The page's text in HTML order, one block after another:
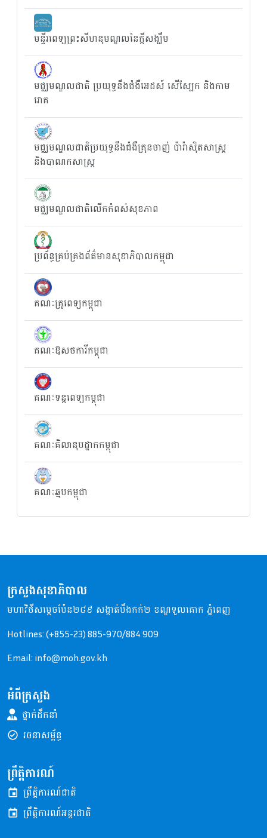
មន្ទីរពេទ្យព្រះសីហនុមណ្ឌលនៃក្តីសង្ឃឹម
មជ្ឈមណ្ឌលជាតិ ប្រយុទ្ធនឹងជំងឺអេដស៍ សើស្បែក និងកាម
រោគ
មជ្ឈមណ្ឌលជាតិប្រយុទ្ធនឹងជំងឺគ្រុនចាញ់ ប៉ារ៉ាស៊ិតសាស្រ្ត
និងបាណកសាស្រ្ត
មជ្ឈមណ្ឌលជាតិលើកកំពស់សុខភាព
ប្រព័ន្ធគ្រប់គ្រងព័ត៌មានសុខាភិបាលកម្ពុជា
គណៈគ្រូពេទ្យកម្ពុជា
គណៈឱសថការីកម្ពុជា
គណៈទន្តពេទ្យកម្ពុជា
គណៈគិលានុបដ្ឋាកកម្ពុជា
គណៈឆ្មបកម្ពុជា
ក្រសួងសុខាភិបាល
មហាវិថីសម្តេចប៉ែន២៨៩ សង្កាត់បឹងកក់២ ខណ្ឌទួលគោក ភ្នំពេញ
Hotlines: (+855-23) 885-970/884 909
Email: info@moh.gov.kh
អំពីក្រសួង
ថ្នាក់ដឹកនាំ
រចនាសម្ព័ន្ធ
ព្រឹត្តិការណ៍
ព្រឹត្តិការណ៍ជាតិ
ព្រឹត្តិការណ៍អន្តរជាតិ